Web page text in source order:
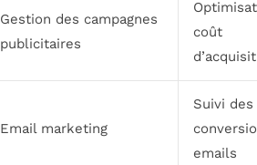
Gestion des campagnes
publicitaires
coût
Email marketing
Suivi des
emails